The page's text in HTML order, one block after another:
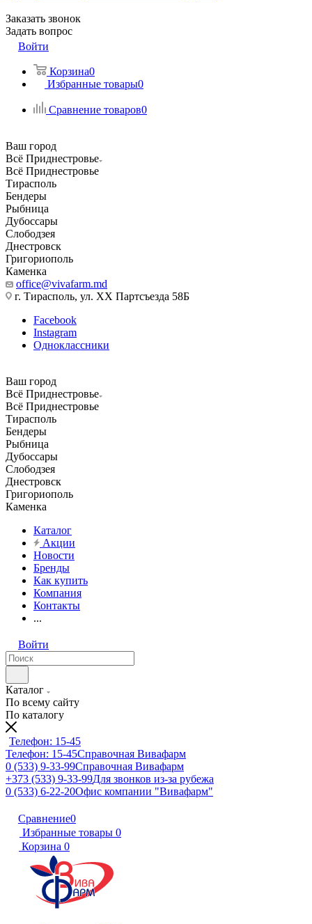
Заказать звонок
Задать вопрос
Войти
Корзина0
Избранные товары0
Сравнение товаров0
Ваш город
Всё Приднестровье
Всё Приднестровье
Тирасполь
Бендеры
Рыбница
Дубоссары
Слободзея
Днестровск
Григориополь
Каменка
office@vivafarm.md
г. Тирасполь, ул. ХХ Партсъезда 58Б
Facebook
Instagram
Одноклассники
Ваш город
Всё Приднестровье
Всё Приднестровье
Тирасполь
Бендеры
Рыбница
Дубоссары
Слободзея
Днестровск
Григориополь
Каменка
Каталог
Акции
Новости
Бренды
Как купить
Компания
Контакты
...
Войти
Каталог
По всему сайту
По каталогу
Телефон: 15-45
Телефон: 15-45Справочная Вивафарм
0 (533) 9-33-99Справочная Вивафарм
+373 (533) 9-33-99Для звонков из-за рубежа
0 (533) 6-22-20Офис компании "Вивафарм"
Сравнение0
Избранные товары 0
Корзина 0